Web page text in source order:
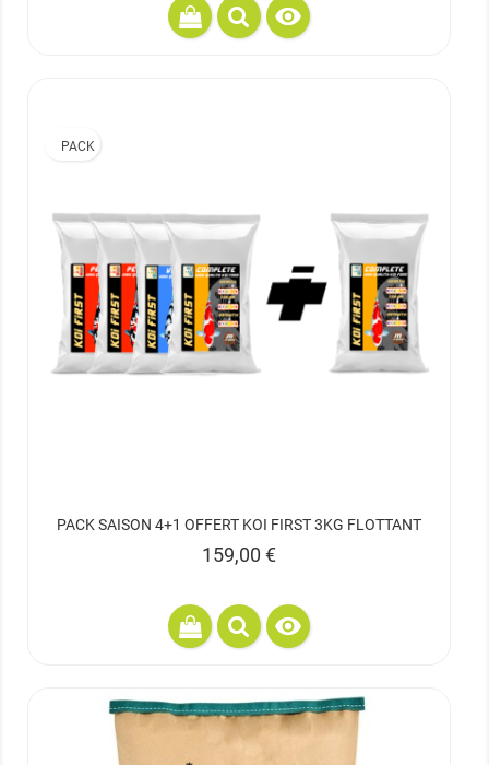

PACK
PACK SAISON 4+1 OFFERT KOI FIRST 3KG FLOTTANT
Prix
159,00 €
